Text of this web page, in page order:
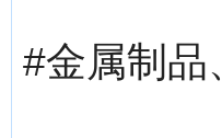
#金属制品